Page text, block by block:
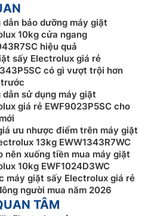
EWF1023P5WC được
chất giặt tẩy và chất làm
toàn và sẵn sàng phát
khi đi vào lồng giặt, đảm
giặt sạch mà không dính
dẫn bảo dưỡng máy giặt
10kg cửa ngang
hiệu quả
sấy Electrolux giá rẻ
có gì vượt trội hơn
dẫn sử dụng máy giặt
giá rẻ EWF9023P5SC cho
ưu nhược điểm trên máy giặt
13kg EWW1343R7WC
nên xuống tiền mua máy giặt
10kg EWF1024D3WC
máy giặt sấy Electrolux giá rẻ
người mua năm 2026
TÂM